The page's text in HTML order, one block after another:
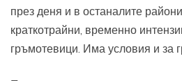
през деня и в останалите
краткотрайни, временно
гръмотевици. Има условия и за